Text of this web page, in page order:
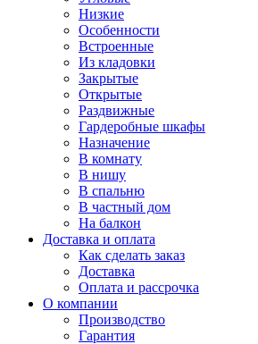
Низкие
Особенности
Встроенные
Из кладовки
Закрытые
Открытые
Раздвижные
Гардеробные шкафы
Назначение
В комнату
В нишу
В спальню
В частный дом
На балкон
Доставка и оплата
Как сделать заказ
Доставка
Оплата и рассрочка
О компании
Производство
Гарантия